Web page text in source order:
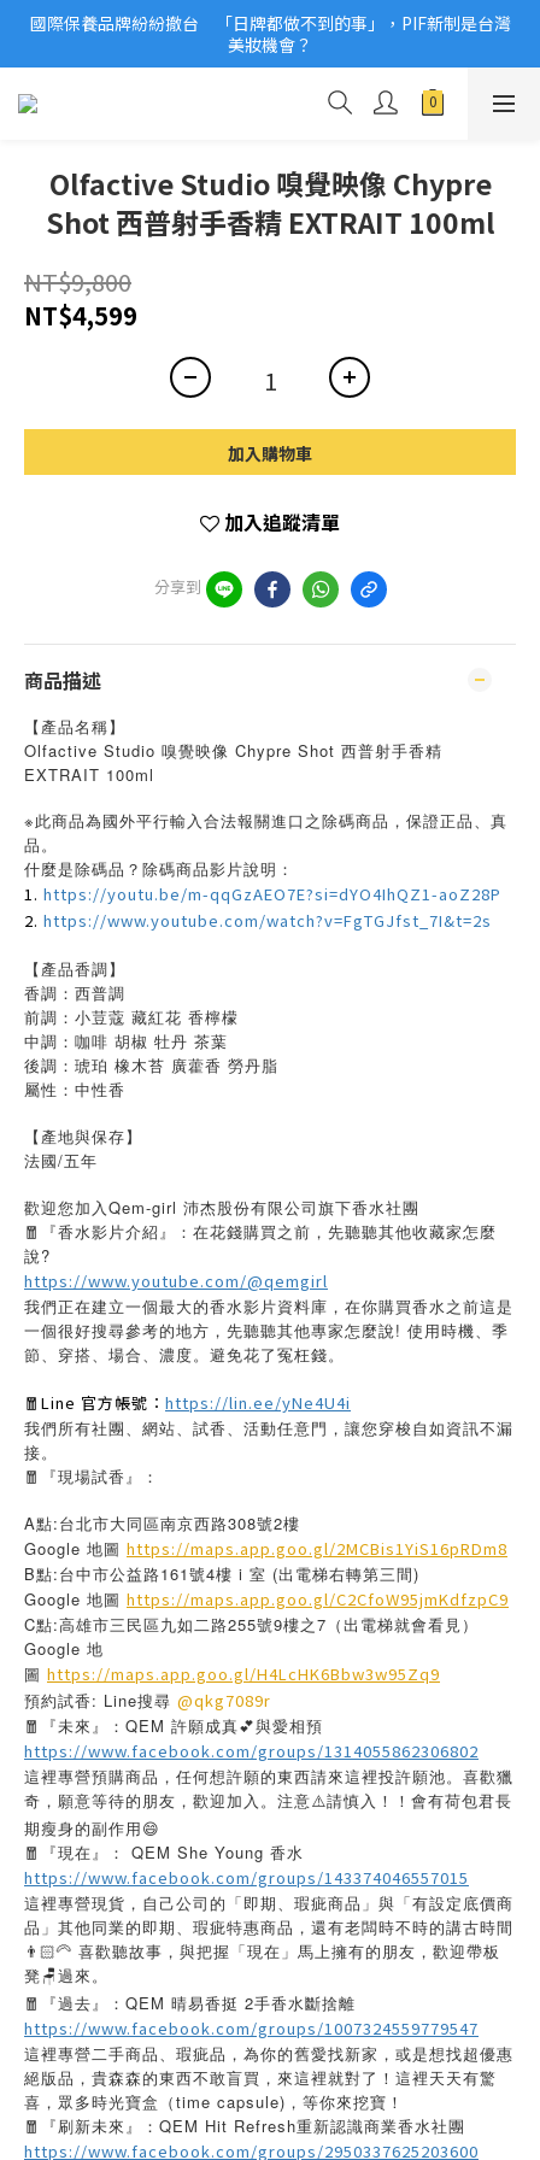
2026美妝小樣、試用品變少？PIF化妝品身分證7月上路！消費者
必懂5觀念
國際保養品牌紛紛撤台　「日牌都做不到的事」，PIF新制是台灣
美妝機會？
2026美妝小樣、試用品變少？PIF化妝品身分證7月上路！消費者
Olfactive Studio 嗅覺映像 Chypre
Shot 西普射手香精 EXTRAIT 100ml
NT$9,800
NT$4,599
加入購物車
加入追蹤清單
分享到
商品描述
【產品名稱】
Olfactive Studio 嗅覺映像 Chypre Shot 西普射手香精
EXTRAIT 100ml
※此商品為國外平行輸入合法報關進口之除碼商品，保證正品、真
品。
什麼是除碼品？除碼商品影片說明：
1. https://youtu.be/m-qqGzAEO7E?si=dYO4IhQZ1-aoZ28P
2. https://www.youtube.com/watch?v=FgTGJfst_7I&t=2s
【產品香調】
香調：西普調
前調：小荳蔻 藏紅花 香檸檬
中調：咖啡 胡椒 牡丹 茶葉
後調：琥珀 橡木苔 廣藿香 勞丹脂
屬性：中性香
【產地與保存】
法國/五年
歡迎您加入Qem-girl 沛杰股份有限公司旗下香水社團
🧧『香水影片介紹』：在花錢購買之前，先聽聽其他收藏家怎麼
說?
https://www.youtube.com/@qemgirl
我們正在建立一個最大的香水影片資料庫，在你購買香水之前這是
一個很好搜尋參考的地方，先聽聽其他專家怎麼說! 使用時機、季
節、穿搭、場合、濃度。避免花了冤枉錢。
🧧Line 官方帳號： https://lin.ee/yNe4U4i
我們所有社團、網站、試香、活動任意門，讓您穿梭自如資訊不漏
接。
🧧『現場試香』：
A點:台北市大同區南京西路308號2樓
Google 地圖 https://maps.app.goo.gl/2MCBis1YiS16pRDm8
B點:台中市公益路161號4樓 i 室 (出電梯右轉第三間)
Google 地圖 https://maps.app.goo.gl/C2CfoW95jmKdfzpC9
C點:高雄市三民區九如二路255號9樓之7（出電梯就會看見）
Google 地
圖 https://maps.app.goo.gl/H4LcHK6Bbw3w95Zq9
預約試香: Line搜尋 @qkg7089r
🧧『未來』：QEM 許願成真💕與愛相預
https://www.facebook.com/groups/1314055862306802
這裡專營預購商品，任何想許願的東西請來這裡投許願池。喜歡獵
奇，願意等待的朋友，歡迎加入。注意⚠️請慎入！！會有荷包君長
期瘦身的副作用😄
🧧『現在』： QEM She Young 香水
https://www.facebook.com/groups/143374046557015
這裡專營現貨，自己公司的「即期、瑕疵商品」與「有設定底價商
品」其他同業的即期、瑕疵特惠商品，還有老闆時不時的講古時間
👨🏻‍🦳 喜歡聽故事，與把握「現在」馬上擁有的朋友，歡迎帶板
凳🪑過來。
🧧『過去』：QEM 晴易香挺 2手香水斷捨離
https://www.facebook.com/groups/1007324559779547
這裡專營二手商品、瑕疵品，為你的舊愛找新家，或是想找超優惠
絕版品，貴森森的東西不敢盲買，來這裡就對了！這裡天天有驚
喜，眾多時光寶盒（time capsule)，等你來挖寶！
🧧『刷新未來』：QEM Hit Refresh重新認識商業香水社團
https://www.facebook.com/groups/2950337625203600